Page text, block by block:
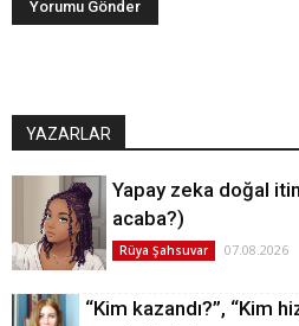
YAZARLAR
Yapay zeka doğal
acaba?)
Rüya Şahsuvar 07.08.2026
“Kim kazandı?”, “Kim